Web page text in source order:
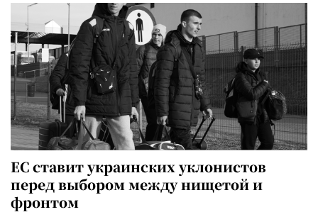
ЕС ставит украинских уклонистов
перед выбором между нищетой и
фронтом